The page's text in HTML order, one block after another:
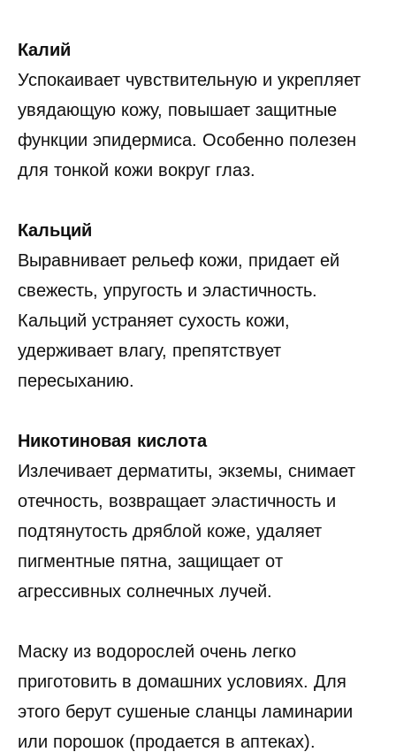
Калий
Успокаивает чувствительную и укрепляет
увядающую кожу, повышает защитные
функции эпидермиса. Особенно полезен
для тонкой кожи вокруг глаз.
Кальций
Выравнивает рельеф кожи, придает ей
свежесть, упругость и эластичность.
Кальций устраняет сухость кожи,
удерживает влагу, препятствует
пересыханию.
Никотиновая кислота
Излечивает дерматиты, экземы, снимает
отечность, возвращает эластичность и
подтянутость дряблой коже, удаляет
пигментные пятна, защищает от
агрессивных солнечных лучей.
Маску из водорослей очень легко
приготовить в домашних условиях. Для
этого берут сушеные сланцы ламинарии
или порошок (продается в аптеках).